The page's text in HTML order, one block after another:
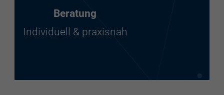
Beratung
Individuell & praxisnah